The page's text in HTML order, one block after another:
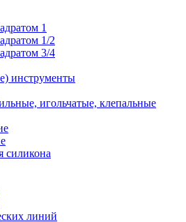
1
1/2
3/4
инструменты
игольчатые, клепальные
силикона
линий